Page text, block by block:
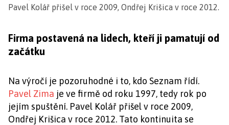
Pavel Kolář přišel v roce 2009, Ondřej Krišica v roce 2012.
Firma postavená na lidech, kteří ji pamatují od
začátku
Na výročí je pozoruhodné i to, kdo Seznam řídí.
Pavel Zima je ve firmě od roku 1997, tedy rok po
jejím spuštění. Pavel Kolář přišel v roce 2009,
Ondřej Krišica v roce 2012. Tato kontinuita se